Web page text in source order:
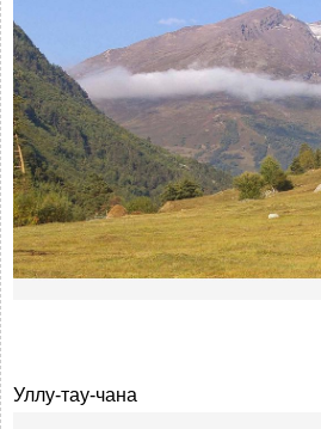
Уллу-тау-чана